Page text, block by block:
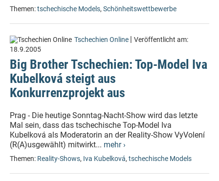
Themen:tschechische Models, Schönheitswettbewerbe
Tschechien Online | Veröffentlicht am:
18.9.2005
Big Brother Tschechien: Top-Model Iva
Kubelková steigt aus
Konkurrenzprojekt aus
Prag - Die heutige Sonntag-Nacht-Show wird das letzte
Mal sein, dass das tschechische Top-Model Iva
Kubelková als Moderatorin an der Reality-Show VyVolení
(R(A)usgewählt) mitwirkt... mehr ›
Themen: Reality-Shows, Iva Kubelková, tschechische Models